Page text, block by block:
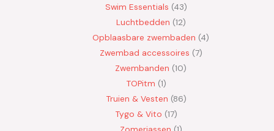
Swim Essentials 43
Luchtbedden 12
Opblaasbare zwembaden 4
Zwembad accessoires 7
Zwembanden 10
TOPitm 1
Truien & Vesten 86
Tygo & Vito 17